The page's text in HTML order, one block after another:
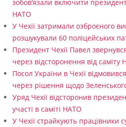
ю
зобов’язали включити
НАТО
У Чехії затримали озброєного
розшукували 60 поліцейських
Президент Чехії Павел
через відсторонення від саміту
Посол України в Чехії
через рішення щодо
Уряд Чехії відсторонив
участі в саміті НАТО
У Чехії страйкують працівники